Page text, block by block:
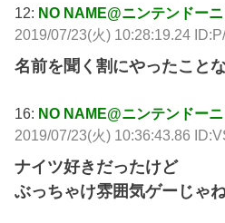
12: NO NAME@ニンテンドー
2019/07/23(火) 10:28:19.24
名前を聞く割にやったこと
16: NO NAME@ニンテンドー
2019/07/23(火) 10:36:43.86
ナイツ好きだったけど
ぶっちゃけ雰囲気ゲーじゃ